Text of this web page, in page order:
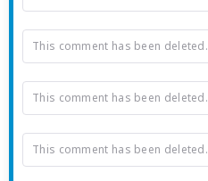
This comment has been deleted.
This comment has been deleted.
This comment has been deleted.